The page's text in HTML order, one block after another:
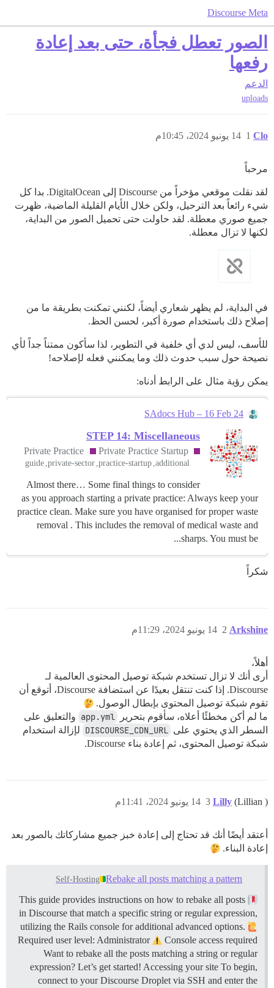
Discourse Meta
الصور تعطل فجأة، حتى بعد إعادة
رفعها
الدعم
uploads
Clo 14 يونيو 2024، 10:45م 1
مرحباً
لقد نقلت موقعي مؤخراً من Discourse إلى DigitalOcean. بدا كل
شيء رائعاً بعد الترحيل، ولكن خلال الأيام القليلة الماضية، ظهرت
جميع صوري معطلة. لقد حاولت حتى تحميل الصور من البداية،
لكنها لا تزال معطلة.
في البداية، لم يظهر شعاري أيضاً، لكنني تمكنت بطريقة ما من
إصلاح ذلك باستخدام صورة أكبر، لحسن الحظ.
للأسف، ليس لدي أي خلفية في التطوير، لذا سأكون ممتناً جداً لأي
نصيحة حول سبب حدوث ذلك وما يمكنني فعله لإصلاحه!
يمكن رؤية مثال على الرابط أدناه:
SAdocs Hub – 16 Feb 24
STEP 14: Miscellaneous
Private Practice Private Practice Startup
additional
practice-startup
private-sector
guide
Almost there… Some final things to consider
as you approach starting a private practice: Always keep your
practice clean. Make sure you have organised for proper waste
removal . This includes the removal of medical waste and
sharps. You must be...
شكراً
Arkshine 14 يونيو 2024، 11:29م 2
أهلاً،
أرى أنك لا تزال تستخدم شبكة توصيل المحتوى العالمية لـ
Discourse. إذا كنت تنتقل بعيدًا عن استضافة Discourse، أتوقع أن
تقوم شبكة توصيل المحتوى بإبطال الوصول.
ما لم أكن مخطئًا أعلاه، سأقوم بتحرير
app.yml والتعليق على
السطر الذي يحتوي على DISCOURSE_CDN_URL لإزالة استخدام
شبكة توصيل المحتوى، ثم إعادة بناء Discourse.
Lilly (Lillian ) 14 يونيو 2024، 11:41م 3
أعتقد أيضًا أنك قد تحتاج إلى إعادة خبز جميع مشاركاتك بالصور بعد
إعادة البناء.
Rebake all posts matching a pattern
Self-Hosting
This guide provides instructions on how to rebake all posts
in Discourse that match a specific string or regular expression,
utilizing the Rails console for additional advanced options.
Required user level: Administrator
Console access required
Want to rebake all the posts matching a string or regular
expression? Let’s get started! Accessing your site To begin,
connect to your Discourse Droplet via SSH and enter the